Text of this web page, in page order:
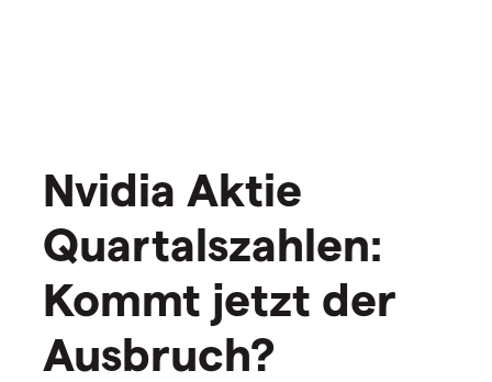
Nvidia Aktie
Quartalszahlen:
Kommt jetzt der
Ausbruch?